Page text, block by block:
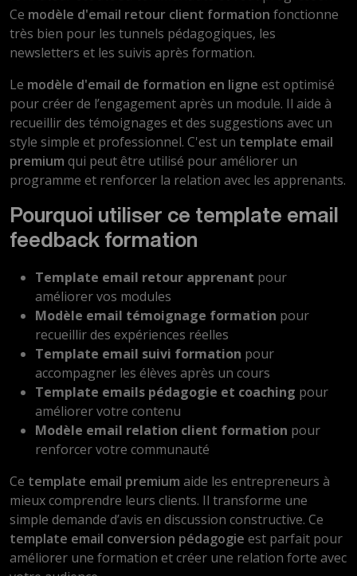
Ce modèle d'email retour client formation fonctionne
très bien pour les tunnels pédagogiques, les
newsletters et les suivis après formation.
Le modèle d'email de formation en ligne est optimisé
pour créer de l’engagement après un module. Il aide à
recueillir des témoignages et des suggestions avec un
style simple et professionnel. C'est un template email
premium qui peut être utilisé pour améliorer un
programme et renforcer la relation avec les apprenants.
Pourquoi utiliser ce template email
feedback formation
Template email retour apprenant pour
améliorer vos modules
Modèle email témoignage formation pour
recueillir des expériences réelles
Template email suivi formation pour
accompagner les élèves après un cours
Template emails pédagogie et coaching pour
améliorer votre contenu
Modèle email relation client formation pour
renforcer votre communauté
Ce template email premium aide les entrepreneurs à
mieux comprendre leurs clients. Il transforme une
simple demande d’avis en discussion constructive. Ce
template email conversion pédagogie est parfait pour
améliorer une formation et créer une relation forte avec